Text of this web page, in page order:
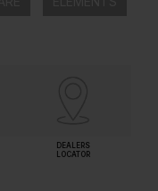
DEALERS
LOCATOR